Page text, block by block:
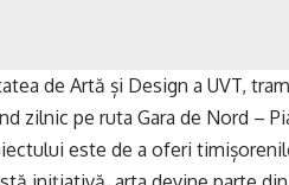
de Artă și Design a UVT,
zilnic pe ruta Gara de Nord –
este de a oferi